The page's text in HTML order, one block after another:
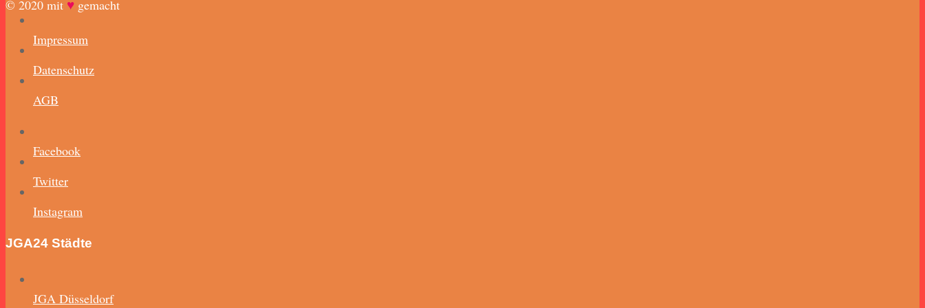
© 2020 mit ♥️ gemacht
Impressum
Datenschutz
AGB
Facebook
Twitter
Instagram
JGA24 Städte
JGA Düsseldorf